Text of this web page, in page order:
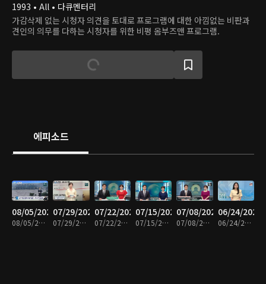
1993 • All • 다큐멘터리
가감삭제 없는 시청자 의견을 토대로 프로그램에 대한 아낌없는 비판과
견인의 의무를 다하는 시청자를 위한 비평 옴부즈맨 프로그램.
에피소드
08/05/2026
08/05/2026 • 53분
07/29/2026
07/29/2026 • 50분
07/22/2026
07/22/2026 • 53분
07/15/2026
07/15/2026 • 51분
07/08/2026
07/08/2026 • 49분
06/24/2026
06/24/2026 • 49분